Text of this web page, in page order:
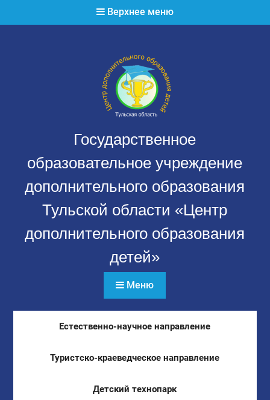
Верхнее меню
Государственное
образовательное учреждение
дополнительного образования
Тульской области «Центр
дополнительного образования
детей»
Меню
Естественно-научное направление
Туристско-краеведческое направление
Детский технопарк